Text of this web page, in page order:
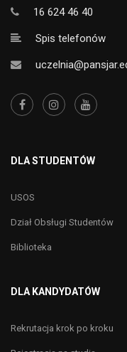
16 624 46 40
Spis telefonów
DLA STUDENTÓW
USOS
Dział Obsługi Studentów
Biblioteka
DLA KANDYDATÓW
Rekrutacja krok po kroku